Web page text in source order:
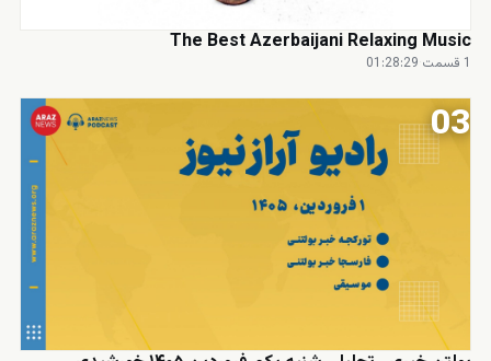
The Best Azerbaijani Relaxing Music
1 قسمت 01:28:29
03